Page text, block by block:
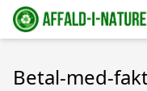
Betal-med-